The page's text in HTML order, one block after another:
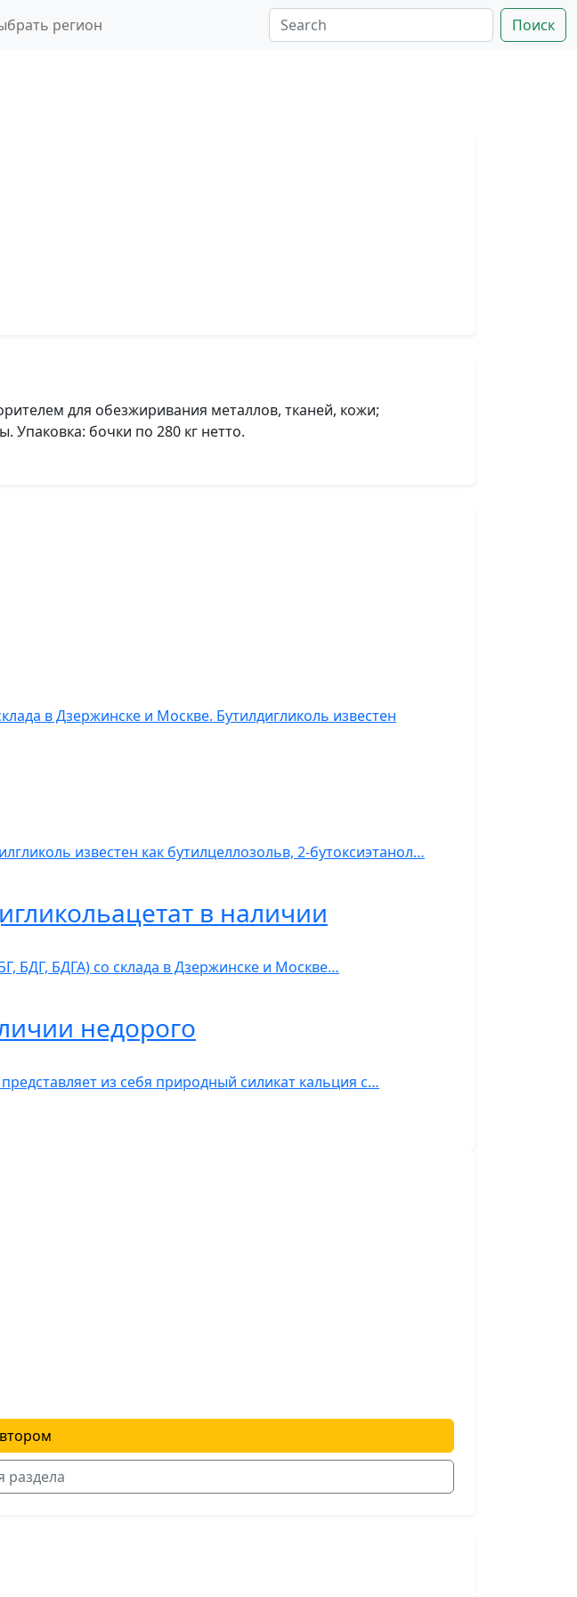
регион Поиск
для обезжиривания металлов, тканей, кожи;
Упаковка: бочки по 280 кг нетто.
в Дзержинске и Москве. Бутилдигликоль известен
известен как бутилцеллозольв, 2-бутоксиэтанол…
в наличии
БДГ, БДГА) со склада в Дзержинске и Москве…
недорого
из себя природный силикат кальция с…
раздела